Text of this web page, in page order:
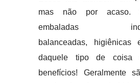
mas não por acaso.
embaladas
balanceadas,
daquele tipo de coisa
benefícios! Geralmente